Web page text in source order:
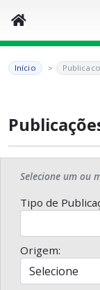
Início
Selecione um ou
Tipo de
Origem: